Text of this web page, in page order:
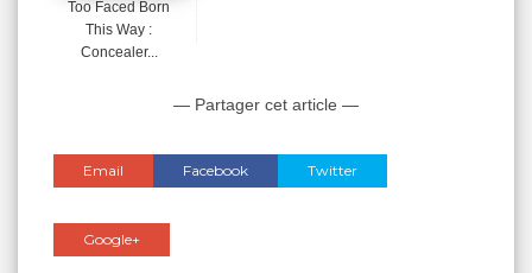
Too Faced Born
This Way :
Concealer...
— Partager cet article —
Email Facebook Twitter
Google+